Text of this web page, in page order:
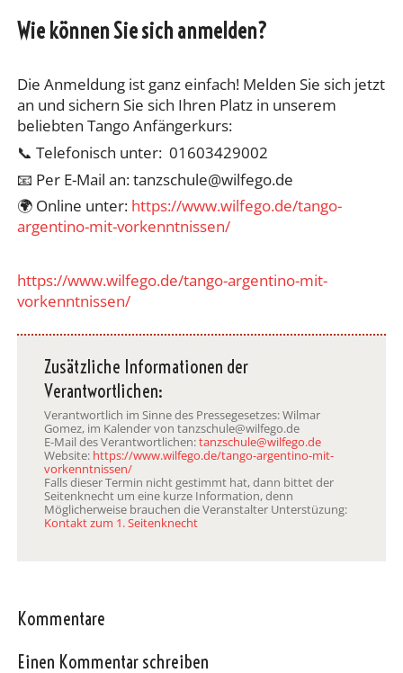
Wie können Sie sich anmelden?
Die Anmeldung ist ganz einfach! Melden Sie sich jetzt
an und sichern Sie sich Ihren Platz in unserem
beliebten Tango Anfängerkurs:
📞 Telefonisch unter: 01603429002
📧 Per E-Mail an: tanzschule@wilfego.de
🌍 Online unter: https://www.wilfego.de/tango-
argentino-mit-vorkenntnissen/
https://www.wilfego.de/tango-argentino-mit-
vorkenntnissen/
Zusätzliche Informationen der
Verantwortlichen:
Verantwortlich im Sinne des Pressegesetzes: Wilmar
Gomez, im Kalender von tanzschule@wilfego.de
E-Mail des Verantwortlichen:tanzschule@wilfego.de
Website: https://www.wilfego.de/tango-argentino-mit-
vorkenntnissen/
Falls dieser Termin nicht gestimmt hat, dann bittet der
Seitenknecht um eine kurze Information, denn
Möglicherweise brauchen die Veranstalter Unterstüzung:
Kontakt zum 1. Seitenknecht
Kommentare
Einen Kommentar schreiben